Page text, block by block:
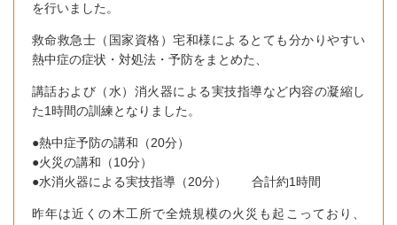
を行いました。
救命救急士（国家資格）宅和様によるとても分かりやすい
熱中症の症状・対処法・予防をまとめた、
講話および（水）消火器による実技指導など内容の凝縮し
た1時間の訓練となりました。
●熱中症予防の講和（20分）
●火災の講和（10分）
●水消火器による実技指導（20分） 合計約1時間
昨年は近くの木工所で全焼規模の火災も起こっており、